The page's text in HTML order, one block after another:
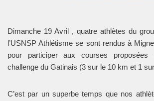
Dimanche 19 Avril , quatre athlètes du
l’USNSP Athlétisme se sont rendus à
pour participer aux courses proposées
challenge du Gatinais (3 sur le 10 km et 1
C’est par un superbe temps que nos